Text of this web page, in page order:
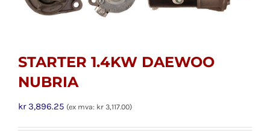
STARTER 1.4KW DAEWOO
NUBRIA
kr3,896.25 (ex mva: kr 3,117.00)